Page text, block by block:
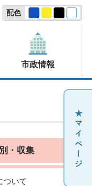
配色
市政情報
・収集
ついて